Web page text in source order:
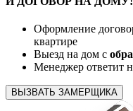
Оформление
квартире
Выезд на дом с
Менеджер ответит
ВЫЗВАТЬ ЗАМЕРЩИКА